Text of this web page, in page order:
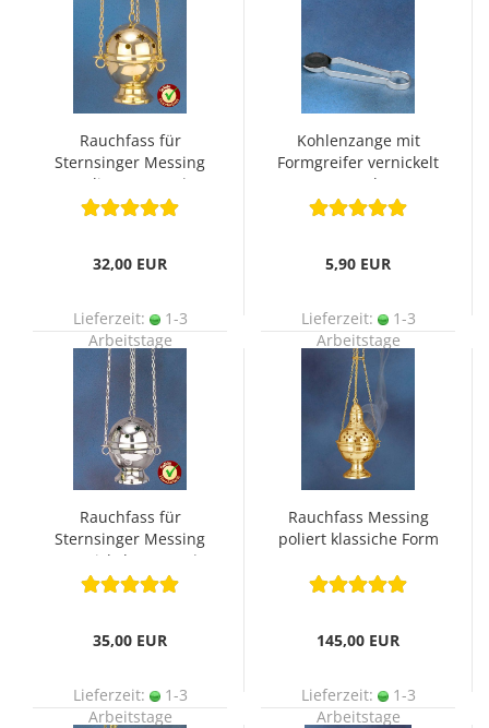
Rauchfass für
Sternsinger Messing
poliert 12 cm Ø
32,00 EUR
Lieferzeit:
1-3
Arbeitstage
Kohlenzange mit
Formgreifer vernickelt
17,5 cm lang
5,90 EUR
Lieferzeit:
1-3
Arbeitstage
Rauchfass für
Sternsinger Messing
vernickelt 12 cm Ø
35,00 EUR
Lieferzeit:
1-3
Arbeitstage
Rauchfass Messing
poliert klassiche Form
145,00 EUR
Lieferzeit:
1-3
Arbeitstage